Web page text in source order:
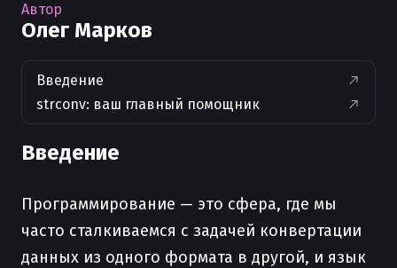
Автор
Олег Марков
Введение
strconv: ваш главный помощник
Введение
Программирование — это сфера, где мы
часто сталкиваемся с задачей конвертации
данных из одного формата в другой, и язык